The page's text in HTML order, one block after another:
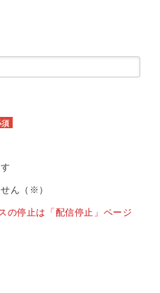
須
ん（※）
の停止は「配信停止」ページ